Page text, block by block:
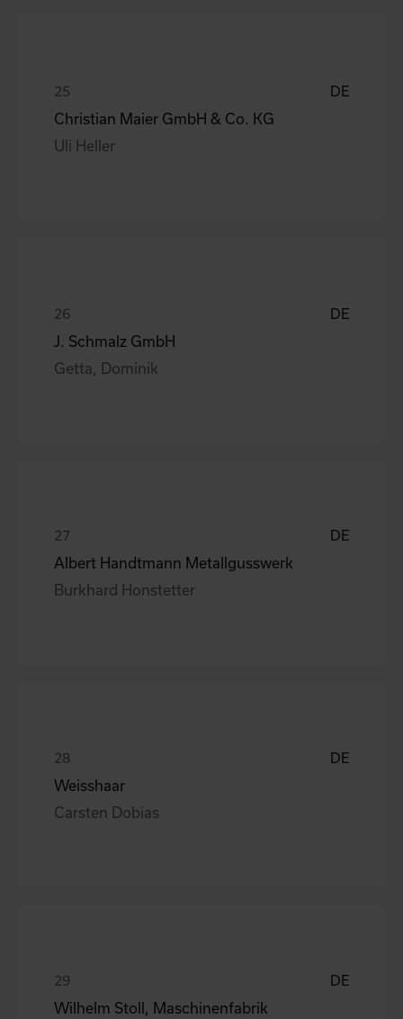
DE
Christian Maier GmbH & Co. KG
Uli Heller
DE
J. Schmalz GmbH
Getta, Dominik
DE
Albert Handtmann Metallgusswerk
Burkhard Honstetter
DE
Weisshaar
Carsten Dobias
DE
Wilhelm Stoll, Maschinenfabrik